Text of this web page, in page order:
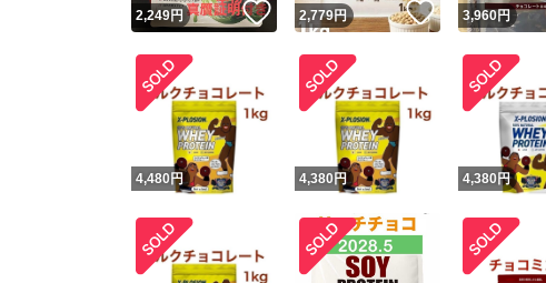
2,249円 いいね！
2,779円 いいね！
3,960円
4,480 円 4,380 円 4,380 円